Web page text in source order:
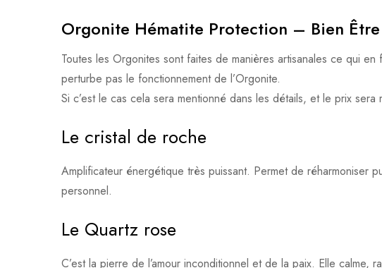
Orgonite Hématite Protection – Bien Être
Toutes les Orgonites sont faites de manières artisanales ce qui
perturbe pas le fonctionnement de l’Orgonite.
Si c’est le cas cela sera mentionné dans les détails, et le prix sera
Le cristal de roche
Amplificateur énergétique très puissant. Permet de réharmoniser
personnel.
Le Quartz rose
C’est la pierre de l’amour inconditionnel et de la paix. Elle